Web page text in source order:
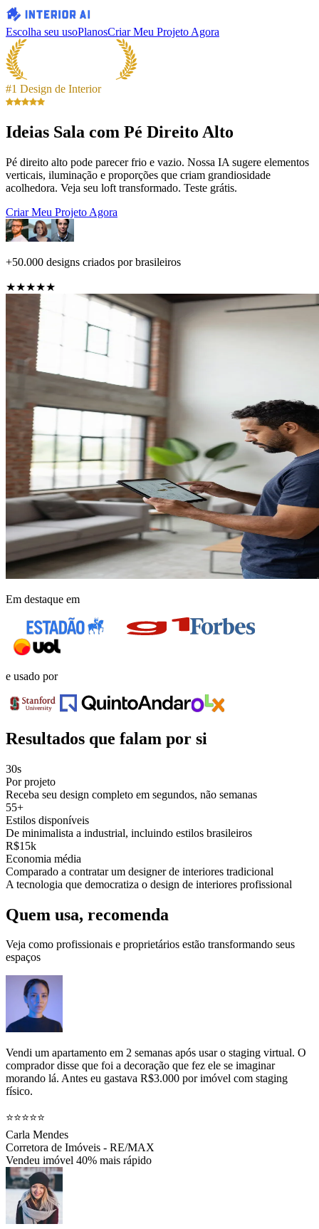
Escolha seu usoPlanosCriar Meu Projeto Agora
#1 Design de Interior
Ideias Sala com Pé Direito Alto
Pé direito alto pode parecer frio e vazio. Nossa IA sugere elementos
verticais, iluminação e proporções que criam grandiosidade
acolhedora. Veja seu loft transformado. Teste grátis.
Criar Meu Projeto Agora
+50.000 designs criados por brasileiros
★★★★★
Em destaque em
e usado por
Resultados que falam por si
30s
Por projeto
Receba seu design completo em segundos, não semanas
55+
Estilos disponíveis
De minimalista a industrial, incluindo estilos brasileiros
R$15k
Economia média
Comparado a contratar um designer de interiores tradicional
A tecnologia que democratiza o design de interiores profissional
Quem usa, recomenda
Veja como profissionais e proprietários estão transformando seus
espaços
Vendi um apartamento em 2 semanas após usar o staging virtual. O
comprador disse que foi a decoração que fez ele se imaginar
morando lá. Antes eu gastava R$3.000 por imóvel com staging
físico.
⭐⭐⭐⭐⭐
Carla Mendes
Corretora de Imóveis - RE/MAX
Vendeu imóvel 40% mais rápido